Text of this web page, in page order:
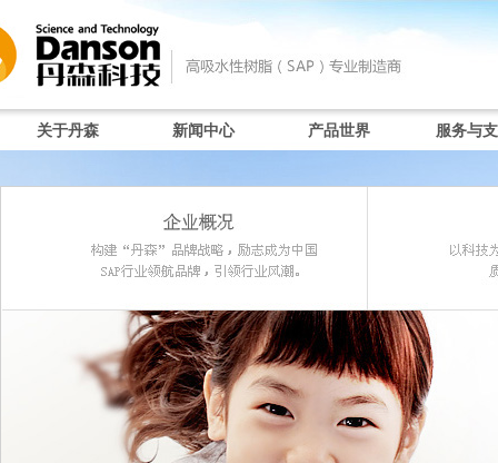
关于丹森 新闻中心 产品世界 服务与